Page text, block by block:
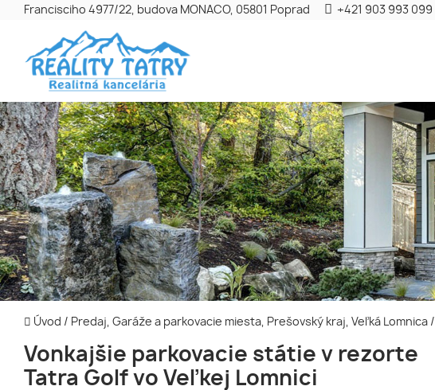
Francisciho 4977/22, budova MONACO, 05801 Poprad +421 903 993 099
Úvod / Predaj, Garáže a parkovacie miesta, Prešovský kraj, Veľká Lomnica /
Vonkajšie parkovacie státie v rezorte
Tatra Golf vo Veľkej Lomnici